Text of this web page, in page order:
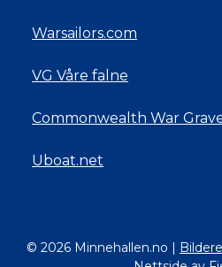
Warsailors.com
VG Våre falne
Commonwealth War
Uboat.net
© 2026 Minnehallen.no |